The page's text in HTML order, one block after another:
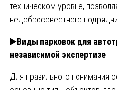
техническом уровне,
недобросовестного
▶️Виды парковок для
независимой экспертизе
Для правильного понимания